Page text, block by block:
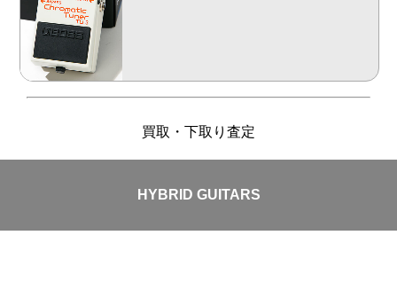
買取・下取り査定
HYBRID GUITARS